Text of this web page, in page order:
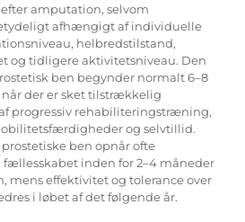
amputation, selvom
afhængigt af individuelle
helbredstilstand,
og tidligere aktivitetsniveau. Den
ben begynder normalt 6–8
der er sket tilstrækkelig
progressiv rehabiliteringstræning,
og selvtillid.
ben opnår ofte
inden for 2–4 måneder
mens effektivitet og tolerance over
i løbet af det følgende år.